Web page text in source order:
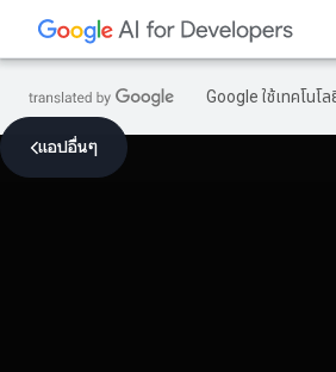
Google ใช้เทคโน
แอปอื่นๆ